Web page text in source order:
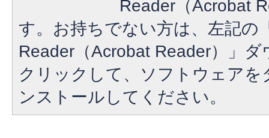
Reader（Acrobat
す。お持ちでない方は、左記の
Reader（Acrobat Reader）」
クリックして、ソフトウェア
ンストールしてください。